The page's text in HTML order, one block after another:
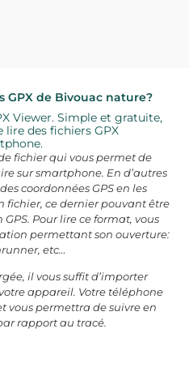
GPX de Bivouac nature?
Viewer. Simple et gratuite,
des fichiers GPX
fichier qui vous permet de
sur smartphone. En d’autres
coordonnées GPS en les
fichier, ce dernier pouvant être
Pour lire ce format, vous
permettant son ouverture:
etc…
il vous suffit d’importer
appareil. Votre téléphone
vous permettra de suivre en
rapport au tracé.